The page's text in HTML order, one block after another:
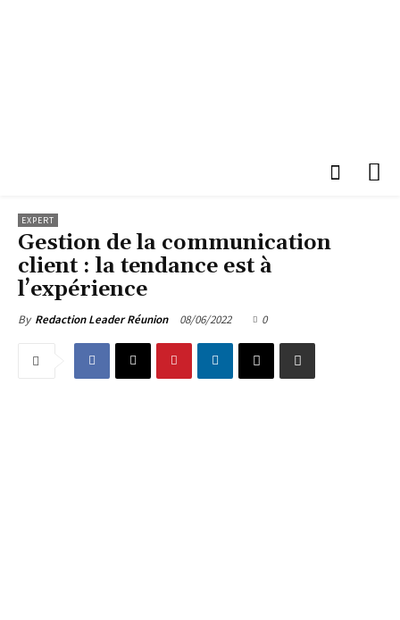
EXPERT
Gestion de la communication
client : la tendance est à
l’expérience
By Redaction Leader Réunion 08/06/2022 0